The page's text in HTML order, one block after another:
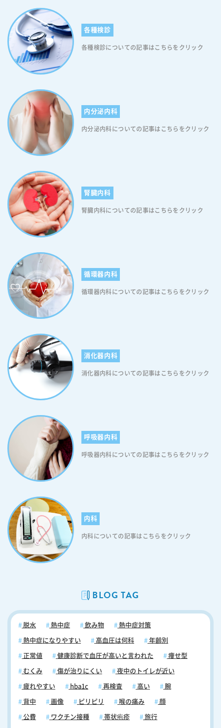
各種検診
各種検診についての記事はこちらをクリック
内分泌内科
内分泌内科についての記事はこちらをクリック
腎臓内科
腎臓内科についての記事はこちらをクリック
循環器内科
循環器内科についての記事はこちらをクリック
消化器内科
消化器内科についての記事はこちらをクリック
呼吸器内科
呼吸器内科についての記事はこちらをクリック
内科
内科についての記事はこちらをクリック
BLOG TAG
脱水 熱中症 飲み物 熱中症対策
熱中症になりやすい 高血圧は何科 年齢別
正常値 健康診断で血圧が高いと言われた 痩せ型
むくみ 傷が治りにくい 夜中のトイレが近い
疲れやすい hba1c 再検査 高い 腕
背中 画像 ピリピリ 喉の痛み 顔
公費 ワクチン接種 帯状疱疹 旅行